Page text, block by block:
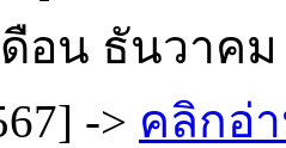
อน ธันวาคม
-> คลิกอ่